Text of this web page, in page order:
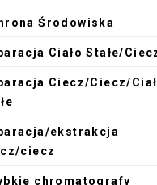
Środowiska
Ciało Stałe/
Ciecz/Ciecz/
ekstrakcja
ciecz
chromatografy